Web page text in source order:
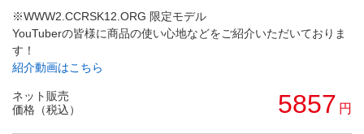
※WWW2.CCRSK12.ORG 限定モデル
YouTuberの皆様に商品の使い心地などをご紹介いただいておりま
す！
紹介動画はこちら
ネット販売
価格（税込）
5857 円